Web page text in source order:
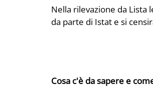
Nella rilevazione da Lista
da parte di Istat e si
Cosa c'è da sapere e